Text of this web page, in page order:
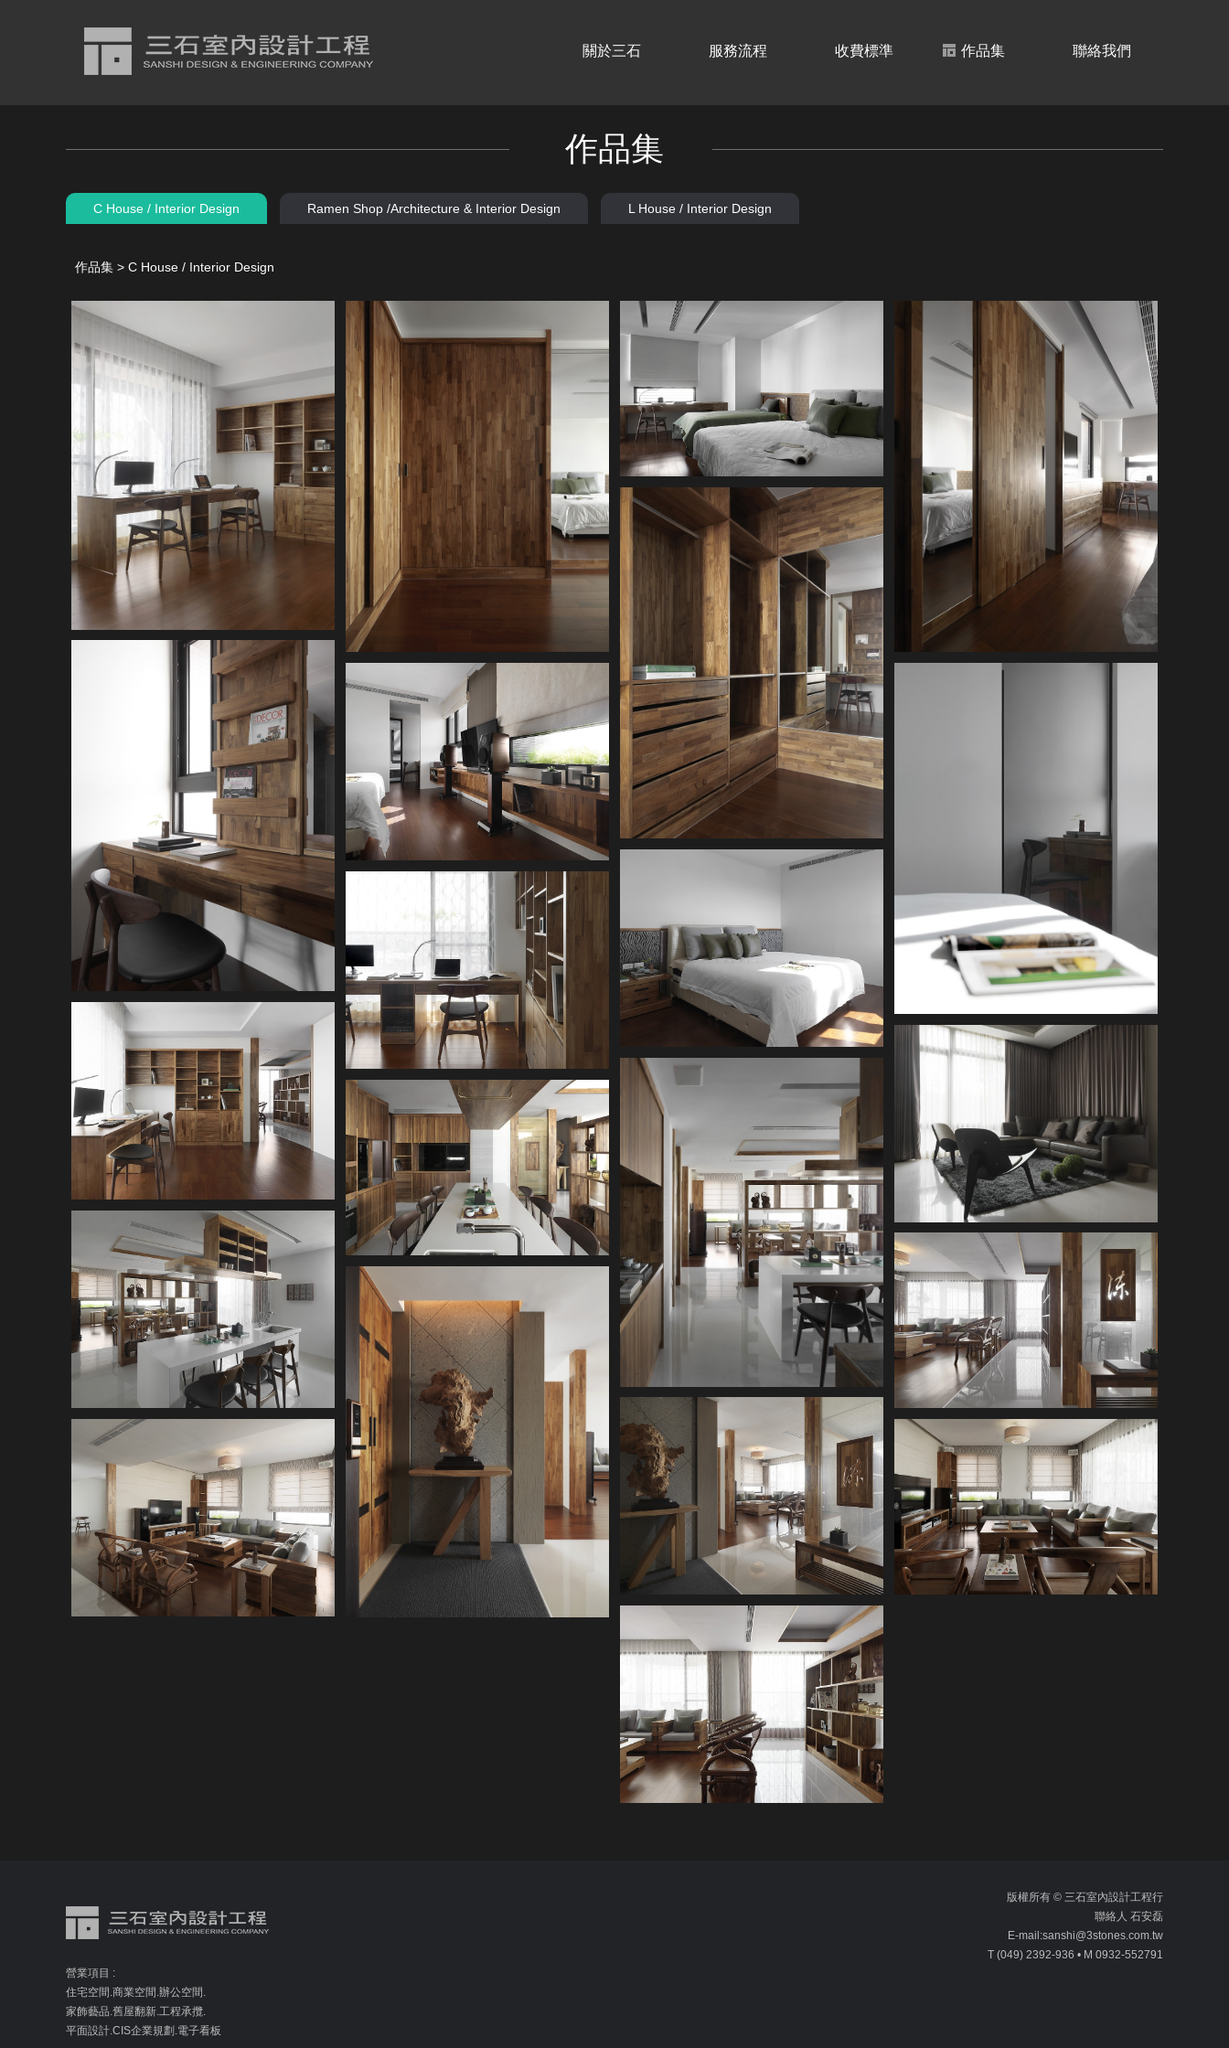
關於三石 服務流程 收費標準 作品集 聯絡我們
作品集
C House / Interior Design Ramen Shop /Architecture & Interior Design L House / Interior Design
作品集 > C House / Interior Design
營業項目 :
住宅空間.商業空間.辦公空間.
家飾藝品.舊屋翻新.工程承攬.
平面設計.CIS企業規劃.電子看板
版權所有 © 三石室內設計工程行
聯絡人 石安磊
E-mail:sanshi@3stones.com.tw
T (049) 2392-936 • M 0932-552791